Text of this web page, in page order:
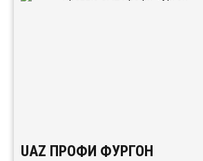
UAZ ПРОФИ ФУРГОН